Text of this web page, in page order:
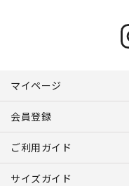
マイページ
会員登録
ご利用ガイド
サイズガイド